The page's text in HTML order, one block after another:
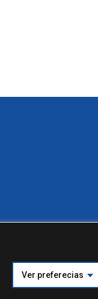
Ver preferecias